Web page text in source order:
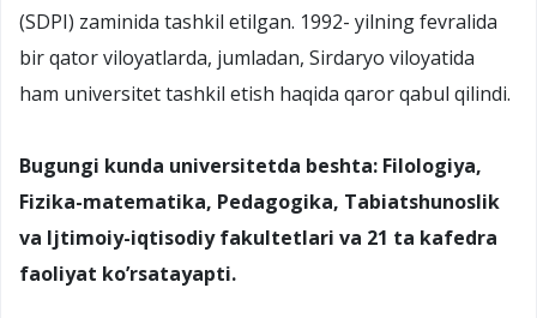
(SDPI) zaminida tashkil etilgan. 1992- yilning fevralida
bir qator viloyatlarda, jumladan, Sirdaryo viloyatida
ham universitet tashkil etish haqida qaror qabul qilindi.
Bugungi kunda universitetda beshta: Filologiya,
Fizika-matematika, Pedagogika, Tabiatshunoslik
va Ijtimoiy-iqtisodiy fakultetlari va 21 ta kafedra
faoliyat ko’rsatayapti.